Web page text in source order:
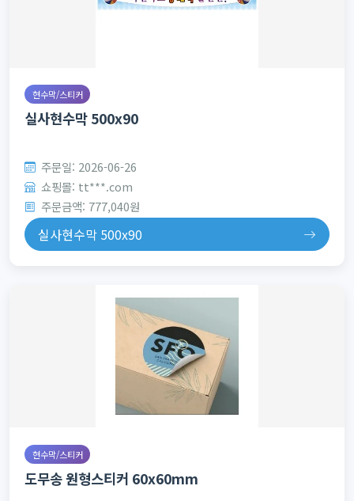
현수막/스티커
실사현수막 500x90
주문일: 2026-06-26
쇼핑몰: tt***.com
주문금액: 777,040원
실사현수막 500x90
현수막/스티커
도무송 원형스티커 60x60mm